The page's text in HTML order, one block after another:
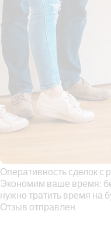
Оперативность сделок с
Экономим ваше время:
нужно тратить время на
Отзыв отправлен